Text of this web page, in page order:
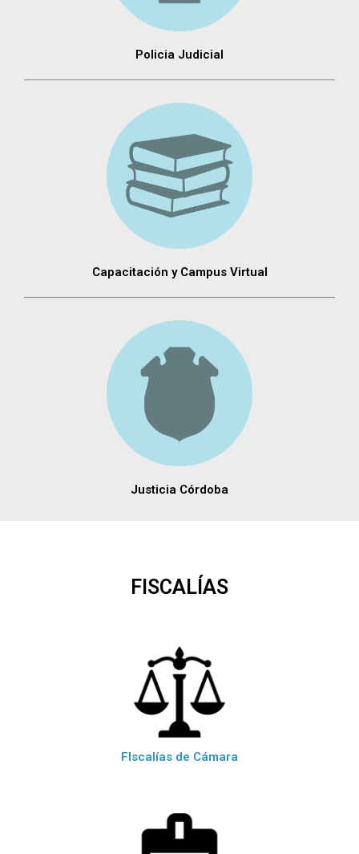
Policia Judicial
Capacitación y Campus Virtual
Justicia Córdoba
FISCALÍAS
FIscalías de Cámara